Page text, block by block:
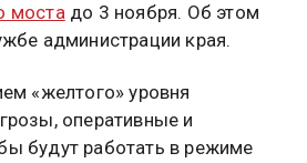
мостадо 3 ноября. Об этом
администрации края.
«желтого» уровня
оперативные и
будут работать в режиме